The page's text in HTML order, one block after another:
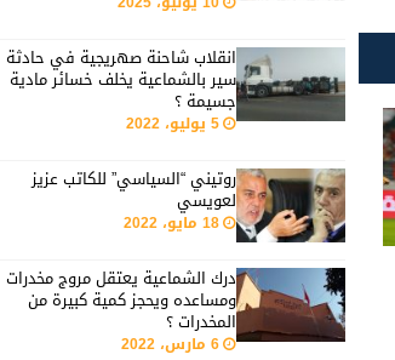
انقلاب شاحنة صهريجية في حادثة
سير بالشماعية يخلف خسائر مادية
جسيمة ؟
5 يوليو، 2022
روتيني “السياسي” للكاتب عزيز
لعويسي
18 مايو، 2022
درك الشماعية يعتقل مروج مخدرات
ومساعده ويحجز كمية كبيرة من
المخدرات ؟
6 مارس، 2022